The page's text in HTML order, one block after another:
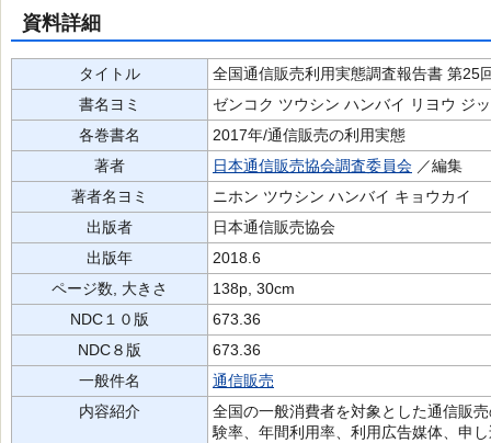
資料詳細
タイトル
全国通信販売利用実態調査報告書 第25
書名ヨミ
ゼンコク ツウシン ハンバイ リヨウ ジ
各巻書名
2017年/通信販売の利用実態
著者
日本通信販売協会調査委員会 ／編集
著者名ヨミ
ニホン ツウシン ハンバイ キョウカイ
出版者
日本通信販売協会
出版年
2018.6
ページ数, 大きさ
138p, 30cm
NDC１０版
673.36
NDC８版
673.36
一般件名
通信販売
内容紹介
全国の一般消費者を対象とした通信販
験率、年間利用率、利用広告媒体、申